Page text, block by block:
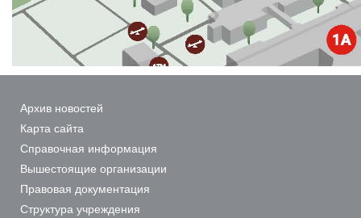
Архив новостей
Карта сайта
Справочная информация
Вышестоящие организации
Правовая документация
Структура учреждения